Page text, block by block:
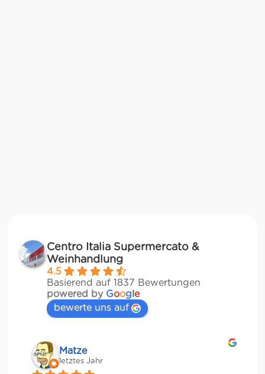
Centro Italia Supermercato &
Weinhandlung
4.5
Basierend auf 1837 Bewertungen
powered by Google
bewerte uns auf
Matze
letztes Jahr